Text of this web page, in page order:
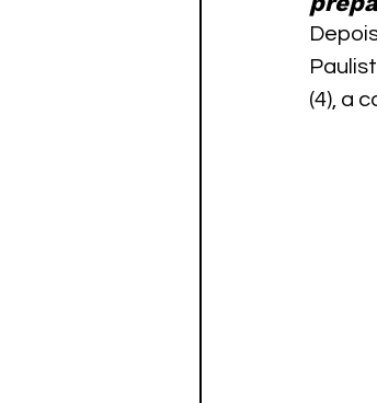
Paratletismo
(4), a